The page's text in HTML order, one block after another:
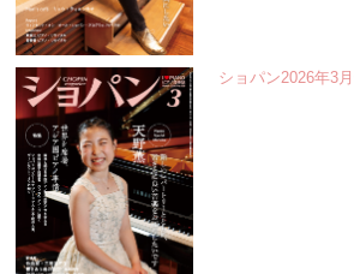
ショパン2026年3